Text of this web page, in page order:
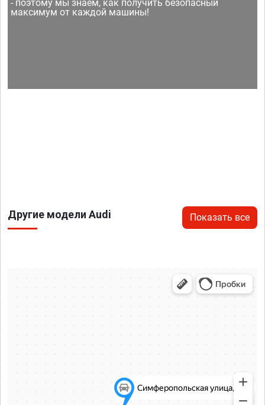
- поэтому мы знаем, как получить безопасный
максимум от каждой машины!
Другие модели Audi Показать все